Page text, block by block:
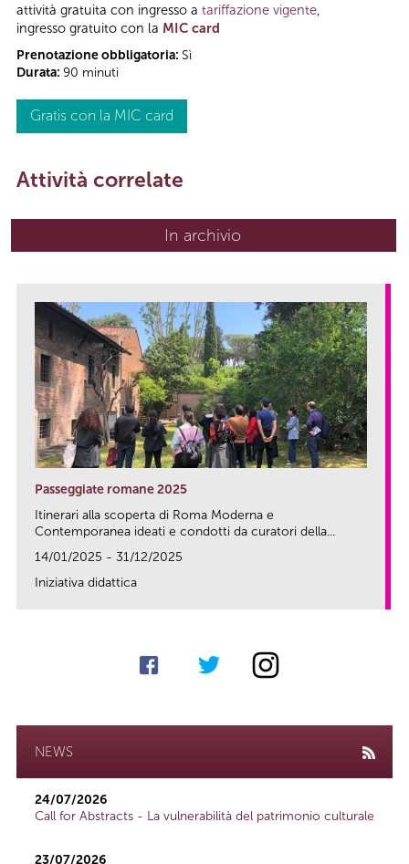
attività gratuita con ingresso a tariffazione vigente,
ingresso gratuito con la MIC card
Prenotazione obbligatoria: Sì
Durata: 90 minuti
Gratis con la MIC card
Attività correlate
In archivio
Passeggiate romane 2025
Itinerari alla scoperta di Roma Moderna e
Contemporanea ideati e condotti da curatori della...
14/01/2025 - 31/12/2025
Iniziativa didattica
NEWS
24/07/2026
Call for Abstracts - La vulnerabilità del patrimonio culturale
23/07/2026